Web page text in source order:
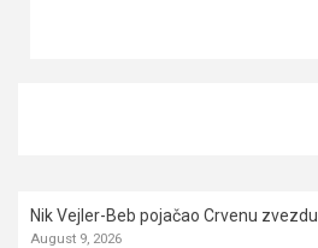
Nik Vejler-Beb pojačao Crvenu zvezdu
August 9, 2026